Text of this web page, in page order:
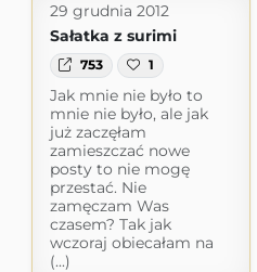
29 grudnia 2012
Sałatka z surimi
753 1
Jak mnie nie było to
mnie nie było, ale jak
już zaczęłam
zamieszczać nowe
posty to nie mogę
przestać. Nie
zamęczam Was
czasem? Tak jak
wczoraj obiecałam na
(...)